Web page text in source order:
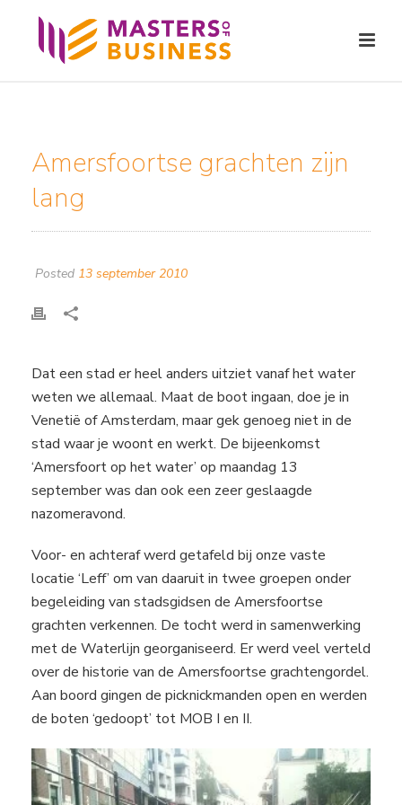
Amersfoortse grachten zijn
lang
Posted 13 september 2010
Dat een stad er heel anders uitziet vanaf het water
weten we allemaal. Maat de boot ingaan, doe je in
Venetië of Amsterdam, maar gek genoeg niet in de
stad waar je woont en werkt. De bijeenkomst
‘Amersfoort op het water’ op maandag 13
september was dan ook een zeer geslaagde
nazomeravond.
Voor- en achteraf werd getafeld bij onze vaste
locatie ‘Leff’ om van daaruit in twee groepen onder
begeleiding van stadsgidsen de Amersfoortse
grachten verkennen. De tocht werd in samenwerking
met de Waterlijn georganiseerd. Er werd veel verteld
over de historie van de Amersfoortse grachtengordel.
Aan boord gingen de picknickmanden open en werden
de boten ‘gedoopt’ tot MOB I en II.